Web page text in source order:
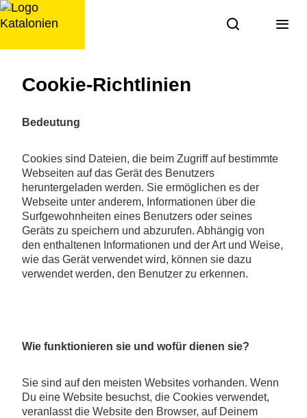
Zum
Inhalt
Cookie-Richtlinien
Bedeutung
Cookies sind Dateien, die beim Zugriff auf bestimmte
Webseiten auf das Gerät des Benutzers
heruntergeladen werden. Sie ermöglichen es der
Webseite unter anderem, Informationen über die
Surfgewohnheiten eines Benutzers oder seines
Geräts zu speichern und abzurufen. Abhängig von
den enthaltenen Informationen und der Art und Weise,
wie das Gerät verwendet wird, können sie dazu
verwendet werden, den Benutzer zu erkennen.
Wie funktionieren sie und wofür dienen sie?
Sie sind auf den meisten Websites vorhanden. Wenn
Du eine Website besuchst, die Cookies verwendet,
veranlasst die Website den Browser, auf Deinem